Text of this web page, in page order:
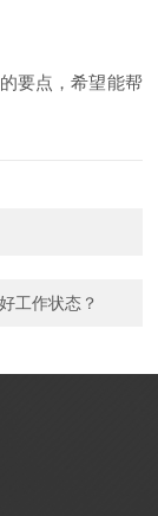
要点，希望能帮
工作状态？